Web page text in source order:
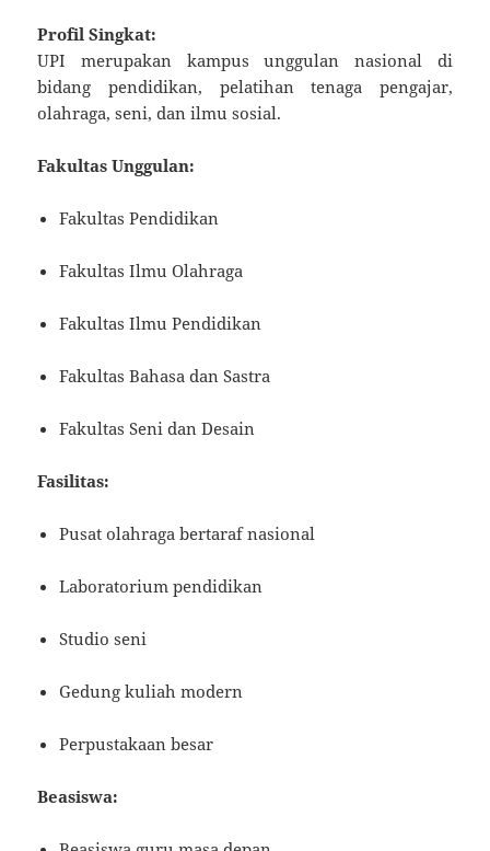
Profil Singkat:
UPI merupakan kampus unggulan nasional di
bidang pendidikan, pelatihan tenaga pengajar,
olahraga, seni, dan ilmu sosial.
Fakultas Unggulan:
Fakultas Pendidikan
Fakultas Ilmu Olahraga
Fakultas Ilmu Pendidikan
Fakultas Bahasa dan Sastra
Fakultas Seni dan Desain
Fasilitas:
Pusat olahraga bertaraf nasional
Laboratorium pendidikan
Studio seni
Gedung kuliah modern
Perpustakaan besar
Beasiswa: